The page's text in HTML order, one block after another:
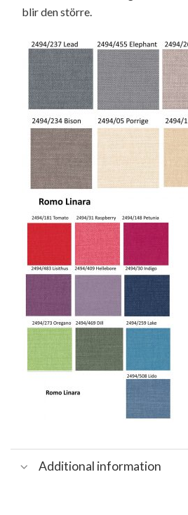
blir den större.
Additional information